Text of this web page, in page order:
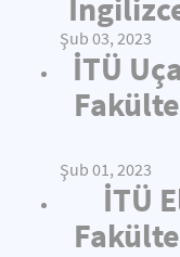
Şub 03, 2023
İTÜ
Şub 01, 2023
İTÜ